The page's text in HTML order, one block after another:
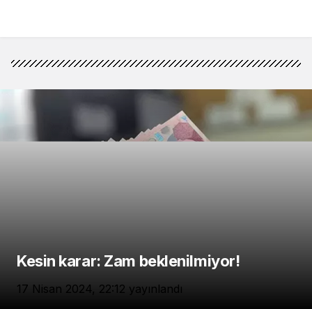
Kesin karar: Zam beklenilmiyor!
17 Nisan 2024, 22:12 yayınlandı